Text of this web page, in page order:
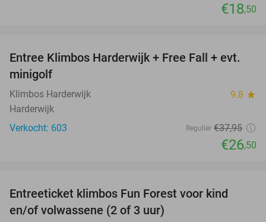
€18,50
30%
Entree Klimbos Harderwijk + Free Fall + evt.
minigolf
Klimbos Harderwijk 9.8 star
Harderwijk
Verkocht: 603
Regulier €37,95
€26,50
Entreeticket klimbos Fun Forest voor kind
en/of volwassene (2 of 3 uur)